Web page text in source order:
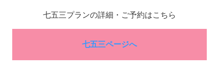
七五三プランの詳細・ご予約はこちら
七五三ページへ